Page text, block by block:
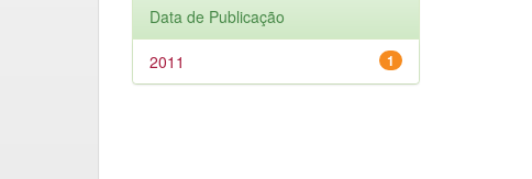
Data de Publicação
1
2011